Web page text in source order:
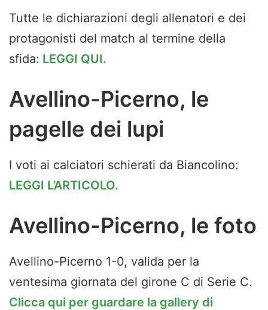
Tutte le dichiarazioni degli allenatori e dei
protagonisti del match al termine della
sfida: LEGGI QUI.
Avellino-Picerno, le
pagelle dei lupi
I voti ai calciatori schierati da Biancolino:
LEGGI L’ARTICOLO.
Avellino-Picerno, le foto
Avellino-Picerno 1-0, valida per la
ventesima giornata del girone C di Serie C.
Clicca qui per guardare la gallery di